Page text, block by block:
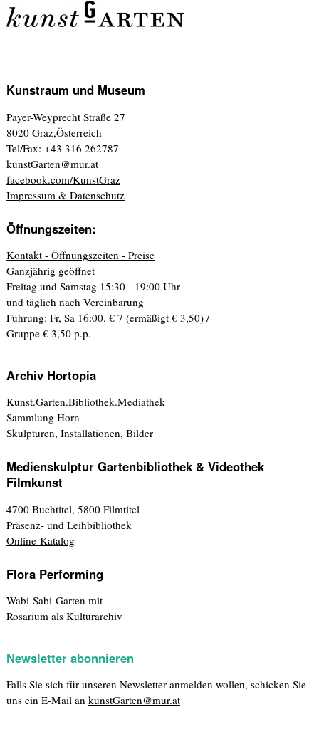
Kunstraum und Museum
Payer-Weyprecht Straße 27
8020 Graz,Österreich
Tel/Fax: +43 316 262787
kunstGarten@mur.at
facebook.com/KunstGraz
Impressum & Datenschutz
Öffnungszeiten:
Kontakt - Öffnungszeiten - Preise
Ganzjährig geöffnet
Freitag und Samstag 15:30 - 19:00 Uhr
und täglich nach Vereinbarung
Führung: Fr, Sa 16:00. € 7 (ermäßigt € 3,50) /
Gruppe € 3,50 p.p.
Archiv Hortopia
Kunst.Garten.Bibliothek.Mediathek
Sammlung Horn
Skulpturen, Installationen, Bilder
Medienskulptur Gartenbibliothek & Videothek
Filmkunst
4700 Buchtitel, 5800 Filmtitel
Präsenz- und Leihbibliothek
Online-Katalog
Flora Performing
Wabi-Sabi-Garten mit
Rosarium als Kulturarchiv
Newsletter abonnieren
Falls Sie sich für unseren Newsletter anmelden wollen, schicken Sie
uns ein E-Mail an kunstGarten@mur.at